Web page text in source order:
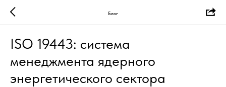
Блог
ISO 19443: система
менеджмента ядерного
энергетического сектора